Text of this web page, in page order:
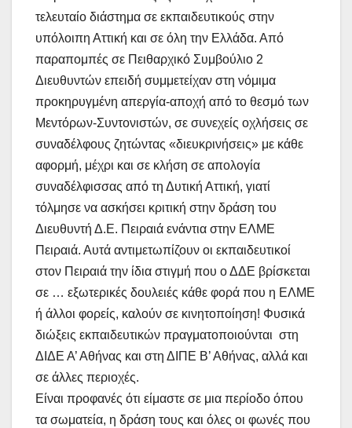
τελευταίο διάστημα σε εκπαιδευτικούς στην
υπόλοιπη Αττική και σε όλη την Ελλάδα. Από
παραπομπές σε Πειθαρχικό Συμβούλιο 2
Διευθυντών επειδή συμμετείχαν στη νόμιμα
προκηρυγμένη απεργία-αποχή από το θεσμό των
Μεντόρων-Συντονιστών, σε συνεχείς οχλήσεις σε
συναδέλφους ζητώντας «διευκρινήσεις» με κάθε
αφορμή, μέχρι και σε κλήση σε απολογία
συναδέλφισσας από τη Δυτική Αττική, γιατί
τόλμησε να ασκήσει κριτική στην δράση του
Διευθυντή Δ.Ε. Πειραιά ενάντια στην ΕΛΜΕ
Πειραιά. Αυτά αντιμετωπίζουν οι εκπαιδευτικοί
στον Πειραιά την ίδια στιγμή που ο ΔΔΕ βρίσκεται
σε … εξωτερικές δουλειές κάθε φορά που η ΕΛΜΕ
ή άλλοι φορείς, καλούν σε κινητοποίηση! Φυσικά
διώξεις εκπαιδευτικών πραγματοποιούνται στη
ΔΙΔΕ Α’ Αθήνας και στη ΔΙΠΕ Β’ Αθήνας, αλλά και
σε άλλες περιοχές.
Είναι προφανές ότι είμαστε σε μια περίοδο όπου
τα σωματεία, η δράση τους και όλες οι φωνές που